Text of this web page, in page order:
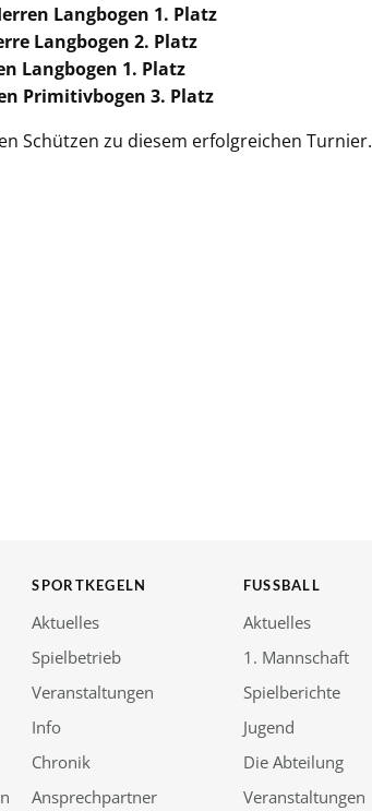
Langbogen 1. Platz
Langbogen 2. Platz
Langbogen 1. Platz
Primitivbogen 3. Platz
Schützen zu diesem erfolgreichen Turnier.
SPORTKEGELN
Aktuelles
Spielbetrieb
Veranstaltungen
Info
Chronik
Ansprechpartner
FUSSBALL
Aktuelles
1. Mannschaft
Spielberichte
Jugend
Die Abteilung
Veranstaltungen